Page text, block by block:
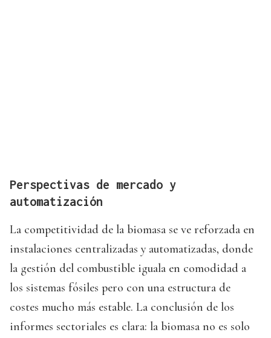
Perspectivas de mercado y
automatización
La competitividad de la biomasa se ve reforzada en
instalaciones centralizadas y automatizadas, donde
la gestión del combustible iguala en comodidad a
los sistemas fósiles pero con una estructura de
costes mucho más estable. La conclusión de los
informes sectoriales es clara: la biomasa no es solo